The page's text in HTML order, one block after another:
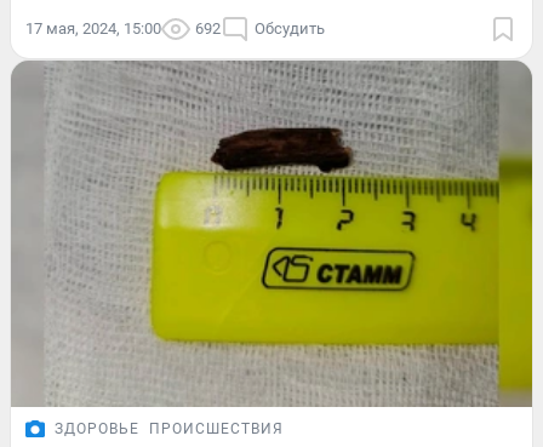
17 мая, 2024, 15:00 692 Обсудить
ЗДОРОВЬЕ ПРОИСШЕСТВИЯ